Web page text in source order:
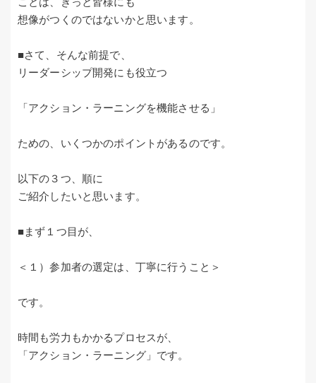
想像がつくのではないかと思います。
■さて、そんな前提で、
リーダーシップ開発にも役立つ
「アクション・ラーニングを機能させる」
ための、いくつかのポイントがあるのです。
以下の３つ、順に
ご紹介したいと思います。
■まず１つ目が、
＜１）参加者の選定は、丁寧に行うこと＞
です。
時間も労力もかかるプロセスが、
「アクション・ラーニング」です。